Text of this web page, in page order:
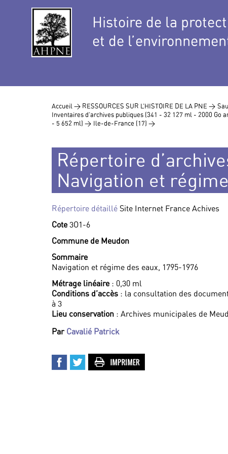
Histoire de la
et de
Accueil > RESSOURCES SUR L’HISTOIRE DE LA PNE >
Inventaires d’archives publiques (341 - 32 127 ml - 2000 Go
- 5 652 ml) > Ile-de-France (17) >
Répertoire
Navigation et
Répertoire détaillé Site Internet France Achives
Cote3O1-6
Commune de Meudon
Sommaire
Navigation et régime des eaux, 1795-1976
Métrage linéaire: 0,30 ml
Conditions d’accès : la consultation des
à 3
Lieu conservation : Archives municipales de
Par Cavalié Patrick